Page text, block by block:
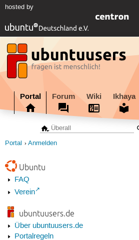
hosted by
Portal Forum Wiki Ikhaya
Portal Anmelden
Ubuntu
FAQ
Verein
ubuntuusers.de
Über ubuntuusers.de
Portalregeln